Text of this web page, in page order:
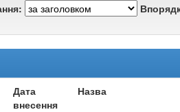
Дата
внесення
Назва